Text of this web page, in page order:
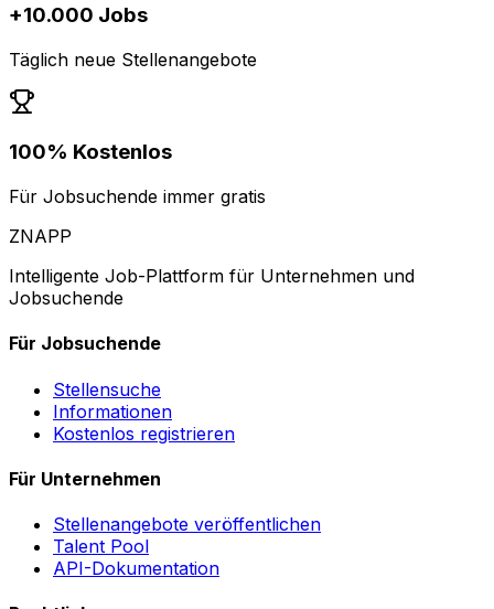
+10.000 Jobs
Täglich neue Stellenangebote
100% Kostenlos
Für Jobsuchende immer gratis
ZNAPP
Intelligente Job-Plattform für Unternehmen und
Jobsuchende
Für Jobsuchende
Stellensuche
Informationen
Kostenlos registrieren
Für Unternehmen
Stellenangebote veröffentlichen
Talent Pool
API-Dokumentation